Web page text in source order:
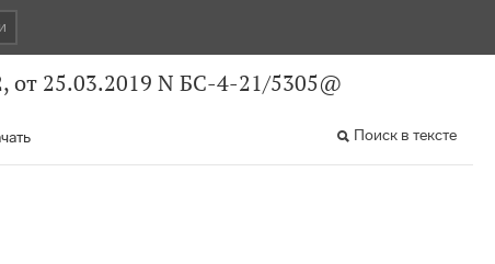
25.03.2019 N БС-4-21/5305@
Поиск в тексте